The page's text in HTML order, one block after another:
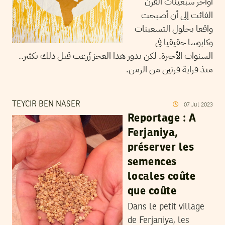
الفائت إلى أن أصبحت
واقعا بحلول التسعينات
وكابوسا حقيقيا في
السنوات الأخيرة. لكن بذور هذا العجز زُرعت قبل ذلك بكثير..
منذ قرابة قرنين من الزمن.
TEYCIR BEN NASER 07 Jul 2023
Reportage : A
Ferjaniya,
préserver les
semences
locales coûte
que coûte
Dans le petit village
de Ferjaniya, les